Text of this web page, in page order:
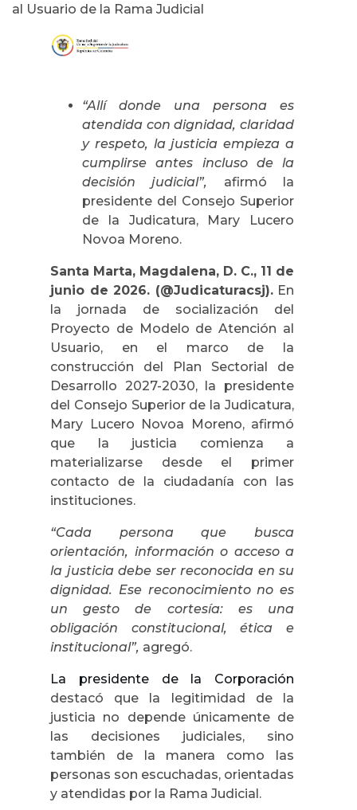
al Usuario de la Rama Judicial
“Allí donde una persona es
atendida con dignidad, claridad
y respeto, la justicia empieza a
cumplirse antes incluso de la
decisión judicial”,
afirmó la
presidente del Consejo Superior
de la Judicatura, Mary Lucero
Novoa Moreno.
Santa Marta, Magdalena, D. C., 11 de
junio de 2026. (@Judicaturacsj).En
la jornada de socialización del
Proyecto de Modelo de Atención al
Usuario, en el marco de la
construcción del Plan Sectorial de
Desarrollo 2027-2030, la presidente
del Consejo Superior de la Judicatura,
Mary Lucero Novoa Moreno, afirmó
que la justicia comienza a
materializarse desde el primer
contacto de la ciudadanía con las
instituciones.
“Cada persona que busca
orientación, información o acceso a
la justicia debe ser reconocida en su
dignidad. Ese reconocimiento no es
un gesto de cortesía: es una
obligación constitucional, ética e
institucional”, agregó.
La presidente de la Corporación
destacó que la legitimidad de la
justicia no depende únicamente de
las decisiones judiciales, sino
también de la manera como las
personas son escuchadas, orientadas
y atendidas por la Rama Judicial.